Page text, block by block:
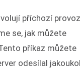
příchozí provoz
se, jak můžete
Tento příkaz můžete
odesílal